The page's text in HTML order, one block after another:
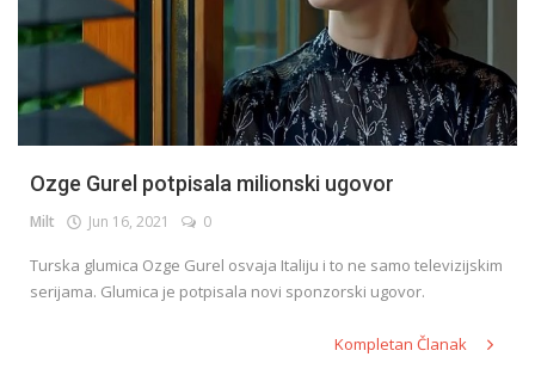
Ozge Gurel potpisala milionski ugovor
Milt Jun 16, 2021 0
Turska glumica Ozge Gurel osvaja Italiju i to ne samo televizijskim
serijama. Glumica je potpisala novi sponzorski ugovor.
Kompletan Članak